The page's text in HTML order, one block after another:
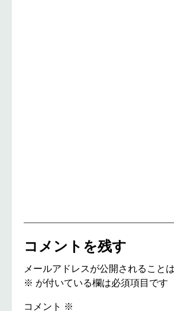
コメントを残す
メールアドレスが公開されること
※ が付いている欄は必須項目です
コメント ※